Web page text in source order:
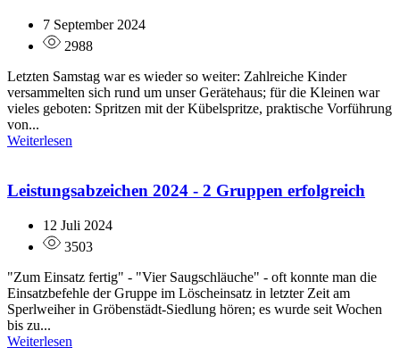
7 September 2024
2988
Letzten Samstag war es wieder so weiter: Zahlreiche Kinder
versammelten sich rund um unser Gerätehaus; für die Kleinen war
vieles geboten: Spritzen mit der Kübelspritze, praktische Vorführung
von...
Weiterlesen
Leistungsabzeichen 2024 - 2 Gruppen erfolgreich
12 Juli 2024
3503
"Zum Einsatz fertig" - "Vier Saugschläuche" - oft konnte man die
Einsatzbefehle der Gruppe im Löscheinsatz in letzter Zeit am
Sperlweiher in Gröbenstädt-Siedlung hören; es wurde seit Wochen
bis zu...
Weiterlesen